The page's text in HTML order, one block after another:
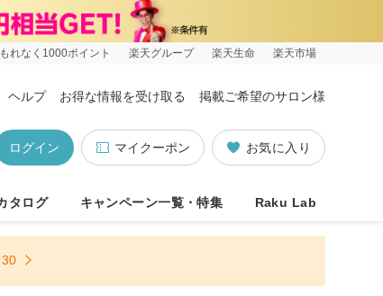
れなく1000ポイント 楽天グループ 楽天生命 楽天市場
ヘルプ お得な情報を受け取る 掲載ご希望のサロン様
お気に入り
マイクーポン
ログイン
タログ キャンペーン一覧・特集 Raku Lab